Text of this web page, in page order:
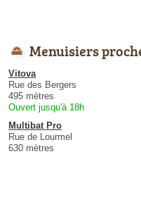
Menuisiers
Vitova
Rue des Bergers
495 mètres
Ouvert jusqu'à 18h
Multibat Pro
Rue de Lourmel
630 mètres